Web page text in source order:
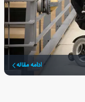
ادامه مقاله